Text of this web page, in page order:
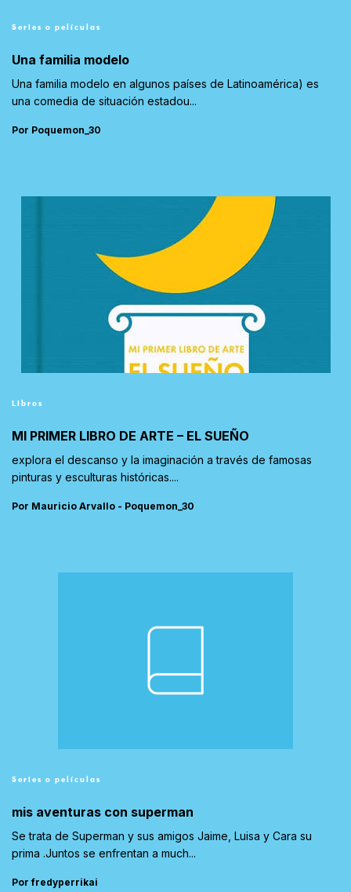
Series o películas
Una familia modelo
Una familia modelo en algunos países de Latinoamérica) es
una comedia de situación estadou...
Por Poquemon_30
Libros
MI PRIMER LIBRO DE ARTE – EL SUEÑO
explora el descanso y la imaginación a través de famosas
pinturas y esculturas históricas....
Por Mauricio Arvallo - Poquemon_30
Series o películas
mis aventuras con superman
Se trata de Superman y sus amigos Jaime, Luisa y Cara su
prima .Juntos se enfrentan a much...
Por fredyperrikai